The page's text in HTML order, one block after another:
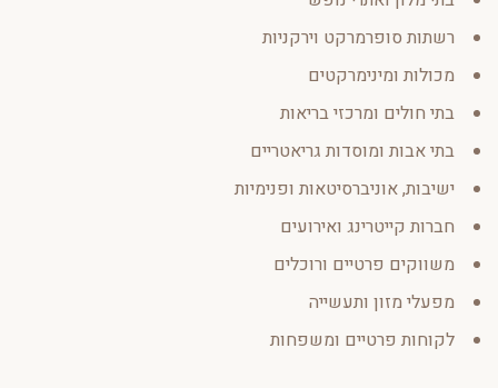
רשתות סופרמרקט וירקניות
מכולות ומינימרקטים
בתי חולים ומרכזי בריאות
בתי אבות ומוסדות גריאטריים
ישיבות, אוניברסיטאות ופנימיות
חברות קייטרינג ואירועים
משווקים פרטיים ורוכלים
מפעלי מזון ותעשייה
לקוחות פרטיים ומשפחות